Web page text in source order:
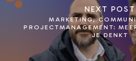
NEXT POST
MARKETING,
PROJECTMANAGEMENT:
JE DENKT